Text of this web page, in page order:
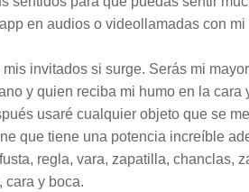
en audios o videollamadas con
invitados si surge. Serás mi
y quien reciba mi humo en la cara
usaré cualquier objeto que se
que tiene una potencia increíble
regla, vara, zapatilla, chanclas,
cara y boca.